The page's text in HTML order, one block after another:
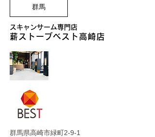
群馬
スキャンサーム専門店
薪ストーブベスト高崎店
群馬県高崎市緑町2-9-1